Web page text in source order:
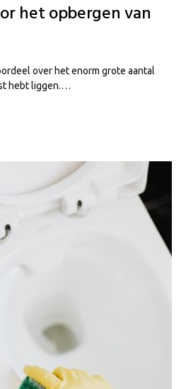
het opbergen van
over het enorm grote aantal
hebt liggen.…